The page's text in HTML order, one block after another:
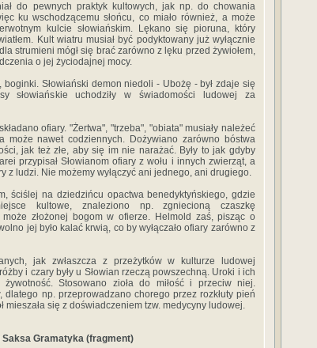
do pewnych praktyk kultowych, jak np. do chowania
ku wschodzącemu słońcu, co miało również, a może
kulcie słowiańskim. Lękano się pioruna, który
Kult wiatru musiał być podyktowany już wyłącznie
strumieni mógł się brać zarówno z lęku przed żywiołem,
o jej życiodajnej mocy.
Słowiański demon niedoli - Ubożę - był zdaje się
słowiańskie uchodziły w świadomości ludowej za
ofiary. "Żertwa", "trzeba", "obiata" musiały należeć
może nawet codziennych. Dożywiano zarówno bóstwa
jak też złe, aby się im nie narażać. Były to jak gdyby
przypisał Słowianom ofiary z wołu i innych zwierząt, a
z ludzi. Nie możemy wyłączyć ani jednego, ani drugiego.
ściślej na dziedzińcu opactwa benedyktyńskiego, gdzie
kultowe, znaleziono np. zgniecioną czaszkę
złożonej bogom w ofierze. Helmold zaś, pisząc o
jej było kalać krwią, co by wyłączało ofiary zarówno z
jak zwłaszcza z przeżytków w kulturze ludowej
i czary były u Słowian rzeczą powszechną. Uroki i ich
żywotność. Stosowano zioła do miłość i przeciw niej.
dlatego np. przeprowadzano chorego przez rozkłuty pień
mieszała się z doświadczeniem tzw. medycyny ludowej.
Gramatyka (fragment)